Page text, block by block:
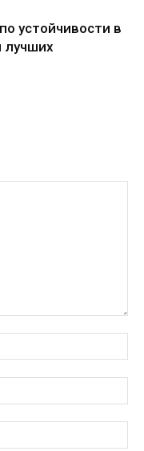
устойчивости в
лучших